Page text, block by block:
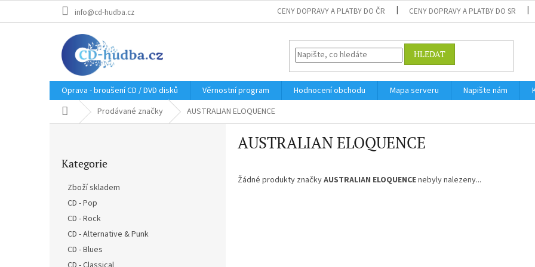
info@cd-hudba.cz CENY DOPRAVY A PLATBY DO ČR CENY DOPRAVY A PLATBY DO SR
HLEDAT
Oprava - broušení CD / DVD disků Věrnostní program Hodnocení obchodu Mapa serveru Napište nám
Domů Prodávané značky AUSTRALIAN ELOQUENCE
kategorie
Kategorie
Zboží skladem
CD - Pop
CD - Rock
CD - Alternative & Punk
CD - Blues
AUSTRALIAN ELOQUENCE
Žádné produkty značkyAUSTRALIAN ELOQUENCEnebyly nalezeny...